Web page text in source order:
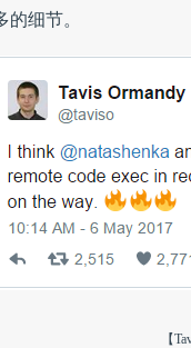
细节。
【